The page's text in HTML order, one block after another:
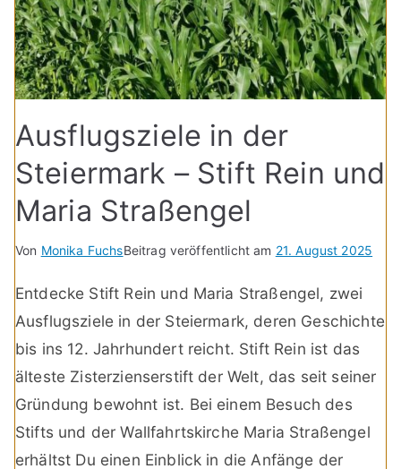
Ausflugsziele in der
Steiermark – Stift Rein und
Maria Straßengel
Von Monika FuchsBeitrag veröffentlicht am 21. August 2025
Entdecke Stift Rein und Maria Straßengel, zwei
Ausflugsziele in der Steiermark, deren Geschichte
bis ins 12. Jahrhundert reicht. Stift Rein ist das
älteste Zisterzienserstift der Welt, das seit seiner
Gründung bewohnt ist. Bei einem Besuch des
Stifts und der Wallfahrtskirche Maria Straßengel
erhältst Du einen Einblick in die Anfänge der